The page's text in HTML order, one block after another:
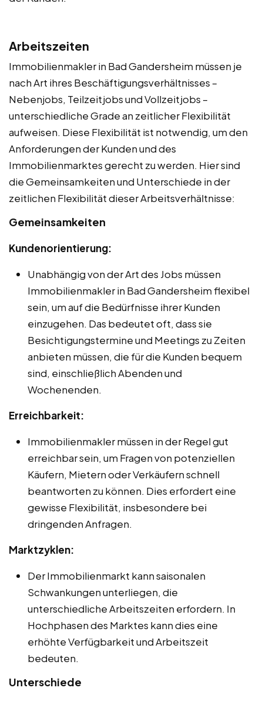
Arbeitszeiten
Immobilienmakler in Bad Gandersheim müssen je
nach Art ihres Beschäftigungsverhältnisses –
Nebenjobs, Teilzeitjobs und Vollzeitjobs –
unterschiedliche Grade an zeitlicher Flexibilität
aufweisen. Diese Flexibilität ist notwendig, um den
Anforderungen der Kunden und des
Immobilienmarktes gerecht zu werden. Hier sind
die Gemeinsamkeiten und Unterschiede in der
zeitlichen Flexibilität dieser Arbeitsverhältnisse:
Gemeinsamkeiten
Kundenorientierung:
Unabhängig von der Art des Jobs müssen
Immobilienmakler in Bad Gandersheim flexibel
sein, um auf die Bedürfnisse ihrer Kunden
einzugehen. Das bedeutet oft, dass sie
Besichtigungstermine und Meetings zu Zeiten
anbieten müssen, die für die Kunden bequem
sind, einschließlich Abenden und
Wochenenden.
Erreichbarkeit:
Immobilienmakler müssen in der Regel gut
erreichbar sein, um Fragen von potenziellen
Käufern, Mietern oder Verkäufern schnell
beantworten zu können. Dies erfordert eine
gewisse Flexibilität, insbesondere bei
dringenden Anfragen.
Marktzyklen:
Der Immobilienmarkt kann saisonalen
Schwankungen unterliegen, die
unterschiedliche Arbeitszeiten erfordern. In
Hochphasen des Marktes kann dies eine
erhöhte Verfügbarkeit und Arbeitszeit
bedeuten.
Unterschiede